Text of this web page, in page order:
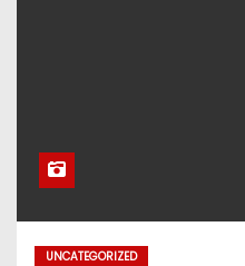
UNCATEGORIZED